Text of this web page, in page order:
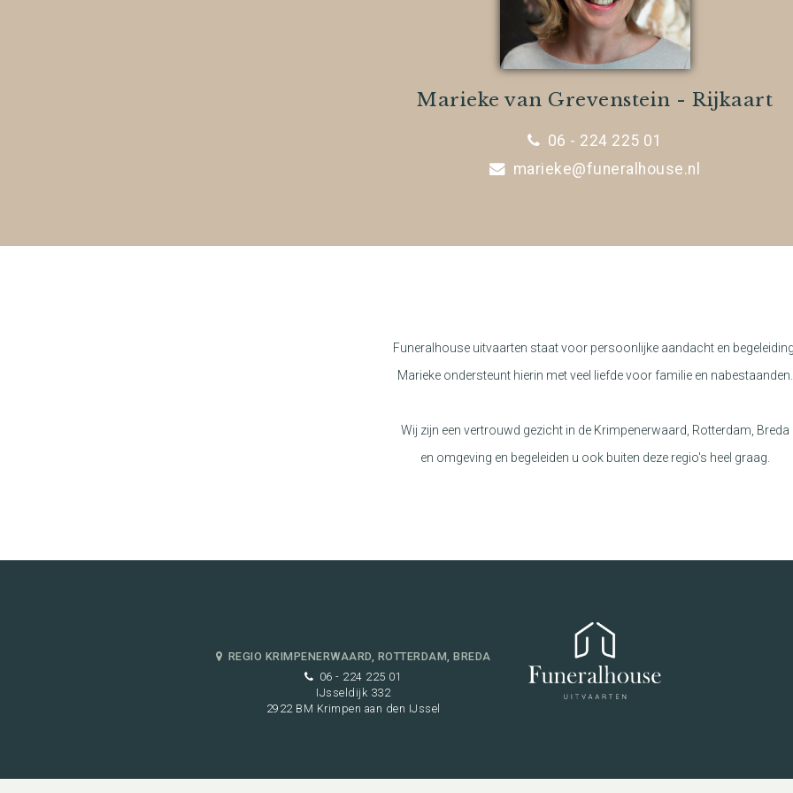
Marieke van Grevenstein - Rijkaart
06 - 224 225 01
marieke@funeralhouse.nl
Funeralhouse uitvaarten staat voor persoonlijke aandacht en
Marieke ondersteunt hierin met veel liefde voor familie en nabestaanden.
Wij zijn een vertrouwd gezicht in de Krimpenerwaard, Rotterdam, Breda
en omgeving en begeleiden u ook buiten deze regio's heel graag.
REGIO KRIMPENERWAARD, ROTTERDAM, BREDA
06 - 224 225 01
IJsseldijk 332
2922 BM Krimpen aan den IJssel